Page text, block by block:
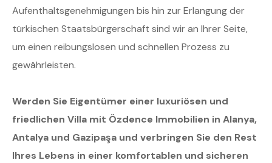
Aufenthaltsgenehmigungen bis hin zur Erlangung der
türkischen Staatsbürgerschaft sind wir an Ihrer Seite,
um einen reibungslosen und schnellen Prozess zu
gewährleisten.
Werden Sie Eigentümer einer luxuriösen und
friedlichen Villa mit Özdence Immobilien in Alanya,
Antalya und Gazipaşa und verbringen Sie den Rest
Ihres Lebens in einer komfortablen und sicheren